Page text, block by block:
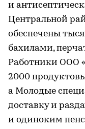
и
Центральной
обеспечены
бахилами,
Работники ООО
2000
а Молодые
доставку и
и одиноким